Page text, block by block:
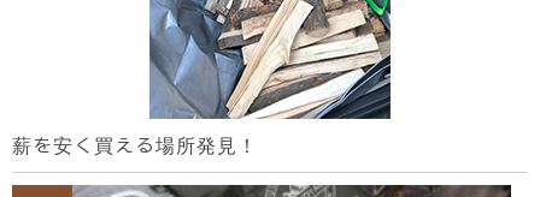
薪を安く買える場所発見！